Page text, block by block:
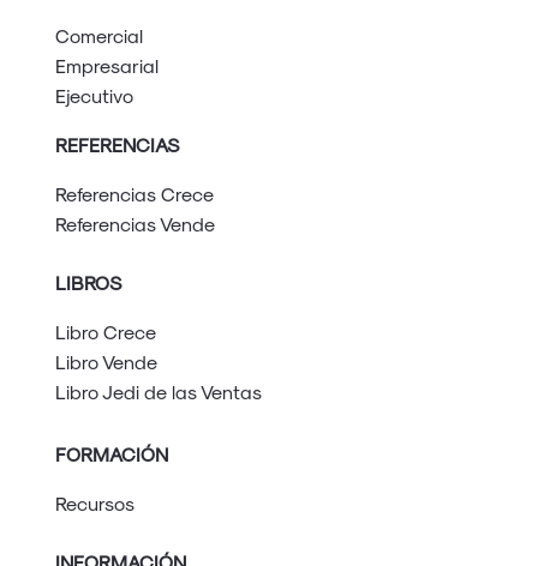
Comercial
Empresarial
Ejecutivo
REFERENCIAS
Referencias Crece
Referencias Vende
LIBROS
Libro Crece
Libro Vende
Libro Jedi de las Ventas
FORMACIÓN
Recursos